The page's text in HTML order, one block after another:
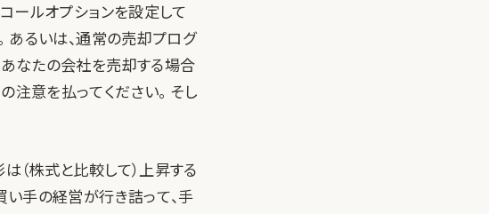
ールオプションを設定して
あるいは、通常の売却プログ
なたの会社を売却する場合
注意を払ってください。 そし
（株式と比較して）上昇する
い手の経営が行き詰って、手